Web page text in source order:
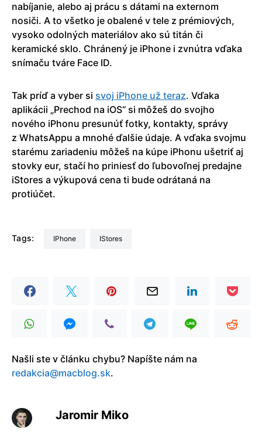
nabíjanie, alebo aj prácu s dátami na externom
nosiči. A to všetko je obalené v tele z prémiových,
vysoko odolných materiálov ako sú titán či
keramické sklo. Chránený je iPhone i zvnútra vďaka
snímaču tváre Face ID.
Tak príď a vyber si svoj iPhone už teraz. Vďaka
aplikácii „Prechod na iOS“ si môžeš do svojho
nového iPhonu presunúť fotky, kontakty, správy
z WhatsAppu a mnohé ďalšie údaje. A vďaka svojmu
starému zariadeniu môžeš na kúpe iPhonu ušetriť aj
stovky eur, stačí ho priniesť do ľubovoľnej predajne
iStores a výkupová cena ti bude odrátaná na
protiúčet.
Tags: iPhone iStores
Našli ste v článku chybu? Napíšte nám na
redakcia@macblog.sk.
Jaromir Miko